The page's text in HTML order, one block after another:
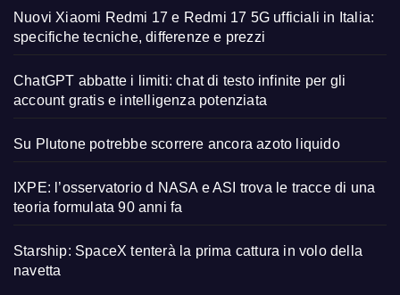
Nuovi Xiaomi Redmi 17 e Redmi 17 5G ufficiali in Italia:
specifiche tecniche, differenze e prezzi
ChatGPT abbatte i limiti: chat di testo infinite per gli
account gratis e intelligenza potenziata
Su Plutone potrebbe scorrere ancora azoto liquido
IXPE: l’osservatorio d NASA e ASI trova le tracce di una
teoria formulata 90 anni fa
Starship: SpaceX tenterà la prima cattura in volo della
navetta